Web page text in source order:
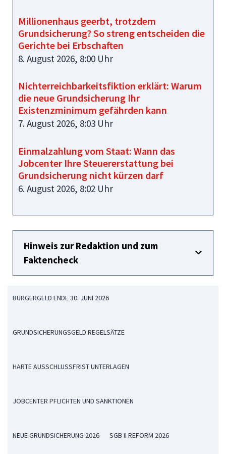
Millionenhaus geerbt, trotzdem
Grundsicherung? So streng entscheiden die
Gerichte bei Erbschaften
8. August 2026, 8:00 Uhr
Nichterreichbarkeitsfiktion erklärt: Warum
die neue Grundsicherung Ihr
Existenzminimum gefährden kann
7. August 2026, 8:03 Uhr
Einmalzahlung vom Staat: Wann das
Jobcenter Ihre Steuererstattung bei
Grundsicherung nicht kürzen darf
6. August 2026, 8:02 Uhr
Hinweis zur Redaktion und zum
Faktencheck
BÜRGERGELD ENDE 30. JUNI 2026
GRUNDSICHERUNGSGELD REGELSÄTZE
HARTE AUSSCHLUSSFRIST UNTERLAGEN
JOBCENTER PFLICHTEN UND SANKTIONEN
NEUE GRUNDSICHERUNG 2026 SGB II REFORM 2026